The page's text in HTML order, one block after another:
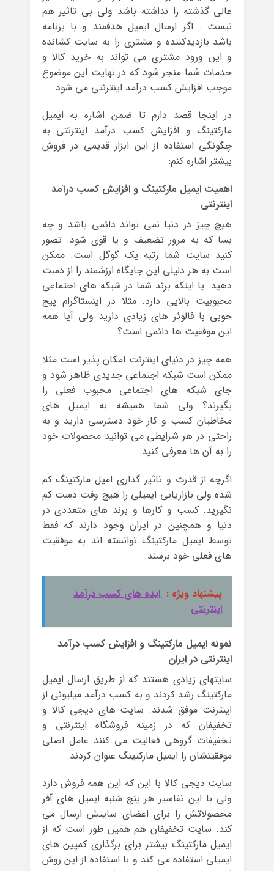
عالی گذشته را نداشته باشد ولی بی تاثیر هم
نیست . اگر ارسال ایمیل هدفمند و با برنامه
باشد بازدیدکننده و مشتری را به سایت کشانده
و این ورود مشتری می تواند به خرید کالا و
خدمات شما منجر شود که در نهایت این موضوع
موجب افزایش کسب درآمد اینترنتی می شود.
در اینجا قصد دارم تا ضمن اشاره به ایمیل
مارکتینگ و افزایش کسب درآمد اینترنتی به
چگونگی استفاده از این ابزار قدیمی در فروش
بیشتر اشاره کنم:
اهمیت ایمیل مارکتینگ و افزایش کسب درآمد
اینترنتی
هیچ چیز در دنیا نمی تواند دائمی باشد و چه
بسا که به مرور تضعیف و یا قوی شود. تصور
کنید سایت شما رتبه یک گوگل است. ممکن
است به هر دلیلی این جایگاه ارزشمند را از دست
دهید. یا اینکه برند شما در شبکه های اجتماعی
محبوبیت بالایی دارد. مثلا در اینستاگرام پیج
خوبی با فالوئر های زیادی دارید ولی آیا همه
این موفقیت ها دائمی است؟
همه چیز در دنیای اینترنت امکان پذیر است مثلا
ممکن است شبکه اجتماعی جدیدی ظاهر شود و
جای شبکه های اجتماعی محبوب فعلی را
بگیرند؟ ولی شما همیشه به ایمیل های
مخاطبان کسب و کار خود دسترسی دارید و به
راحتی در هر شرایطی می توانید محصولات خود
را به آن ها معرفی کنید.
اگرچه از قدرت و تاثیر گذاری امیل مارکتینگ کم
شده ولی بازاریابی ایمیلی را هیچ وقت دست کم
نگیرید. کسب و کارها و برند های متعددی در
دنیا و همچنین در ایران وجود دارند که فقط
توسط ایمیل مارکتینگ توانسته اند به موفقیت
های فعلی خود برسند.
پیشنهاد ویژه : ایده های کسب درآمد
اینترنتی
نمونه ایمیل مارکتینگ و افزایش کسب درآمد
اینترنتی در ایران
سایتهای زیادی هستند که از طریق ارسال ایمیل
مارکتینگ رشد کردند و به کسب درآمد میلیونی از
اینترنت موفق شدند. سایت های دیجی کالا و
تخفیفان که در زمینه فروشگاه اینترنتی و
تخفیفات گروهی فعالیت می کنند عامل اصلی
موفقیتشان را ایمیل مارکتینگ عنوان کردند.
سایت دیجی کالا با این که این همه فروش دارد
ولی با این تفاسیر هر پنج شنبه ایمیل های آفر
محصولاتش را برای اعضای سایتش ارسال می
کند. سایت تخفیفان هم همین طور است که از
ایمیل مارکتینگ بیشتر برای برگذاری کمپین های
ایمیلی استفاده می کند و با استفاده از این روش